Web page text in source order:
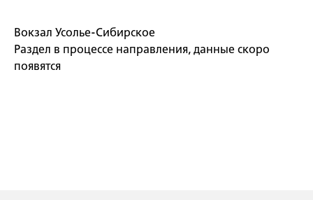
Вокзал Усолье-Сибирское
Раздел в процессе направления, данные скоро
появятся